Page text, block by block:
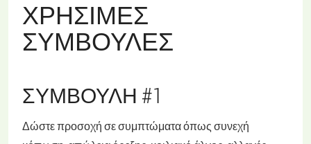
ΧΡΉΣΙΜΕΣ
ΣΥΜΒΟΥΛΈΣ
ΣΥΜΒΟΥΛΉ #1
Δώστε προσοχή σε συμπτώματα όπως συνεχή